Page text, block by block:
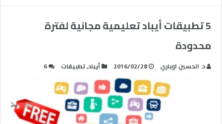
5 تطبيقات أيباد تعليمية مجانية لفترة
محدودة
د. الحسين اوباري 2016/02/28 أيباد,تطبيقات 6